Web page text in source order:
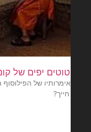
של הפילוסוף הסיני